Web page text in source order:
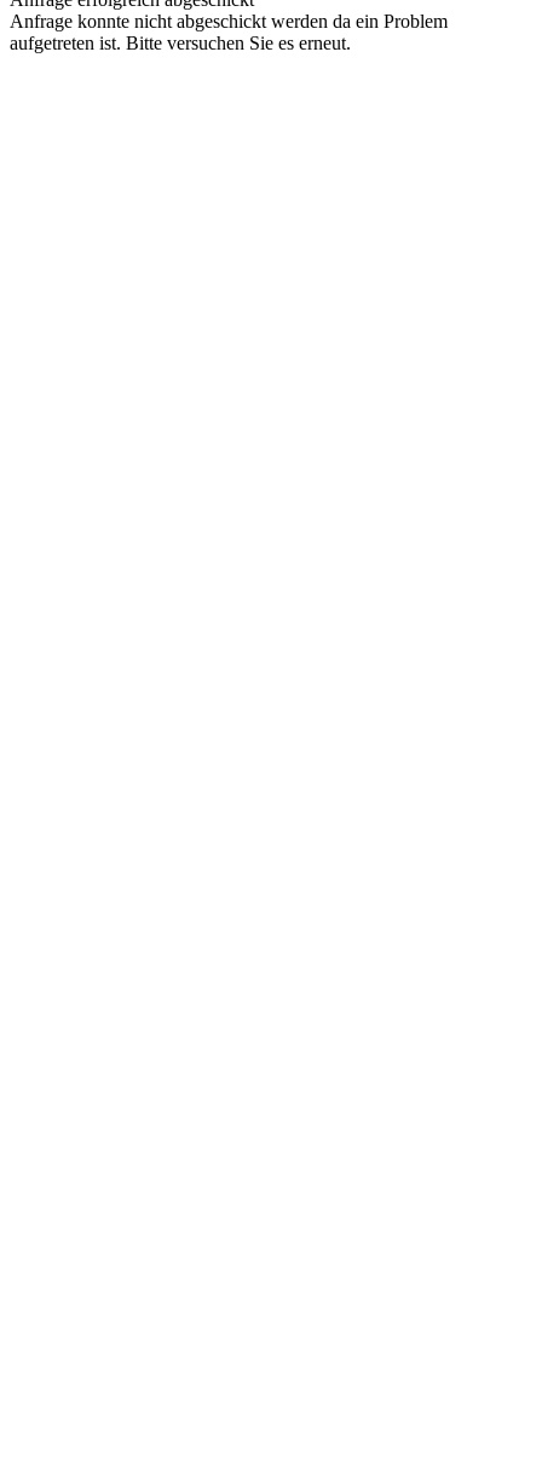
Anfrage konnte nicht abgeschickt werden da ein Problem
aufgetreten ist. Bitte versuchen Sie es erneut.